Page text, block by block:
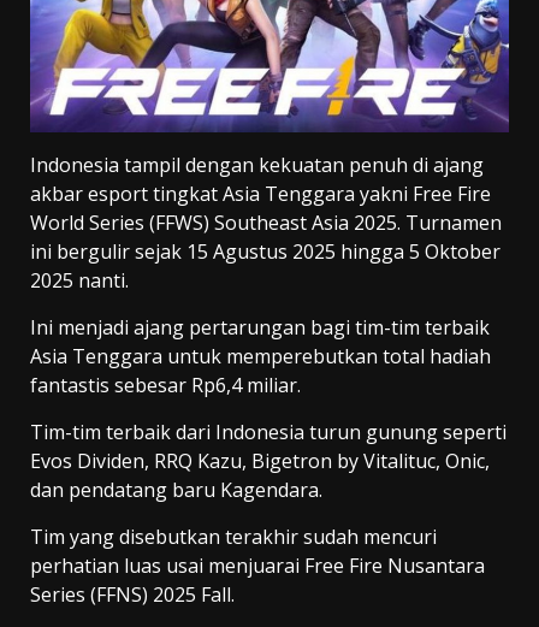
Indonesia tampil dengan kekuatan penuh di ajang
akbar esport tingkat Asia Tenggara yakni Free Fire
World Series (FFWS) Southeast Asia 2025. Turnamen
ini bergulir sejak 15 Agustus 2025 hingga 5 Oktober
2025 nanti.
Ini menjadi ajang pertarungan bagi tim-tim terbaik
Asia Tenggara untuk memperebutkan total hadiah
fantastis sebesar Rp6,4 miliar.
Tim-tim terbaik dari Indonesia turun gunung seperti
Evos Dividen, RRQ Kazu, Bigetron by Vitalituc, Onic,
dan pendatang baru Kagendara.
Tim yang disebutkan terakhir sudah mencuri
perhatian luas usai menjuarai Free Fire Nusantara
Series (FFNS) 2025 Fall.